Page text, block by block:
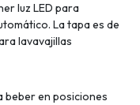
luz LED para
La tapa es de
lavavajillas
beber en posiciones